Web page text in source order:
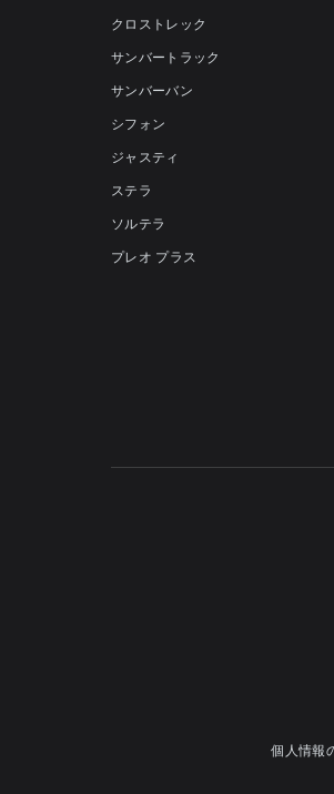
クロストレック
サンバートラック
サンバーバン
シフォン
ジャスティ
ステラ
ソルテラ
プレオ プラス
個人情報